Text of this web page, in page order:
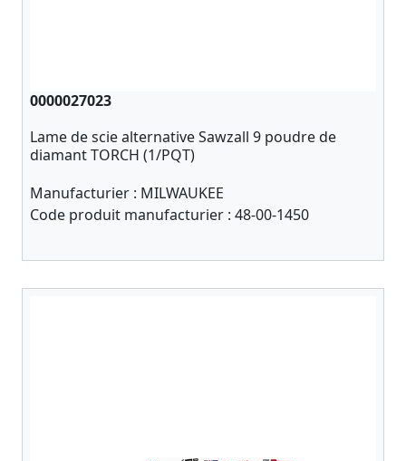
0000027023
Lame de scie alternative Sawzall 9 poudre de
diamant TORCH (1/PQT)
Manufacturier : MILWAUKEE
Code produit manufacturier : 48-00-1450